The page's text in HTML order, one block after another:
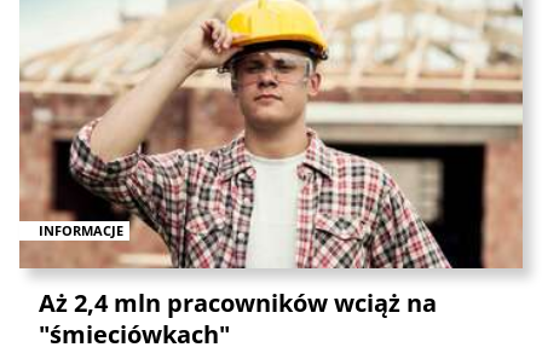
INFORMACJE
Aż 2,4 mln pracowników wciąż na
"śmieciówkach"